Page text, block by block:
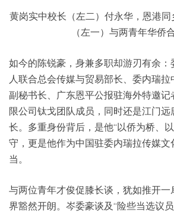
黄岗实中校长（左二）付永华，恩港
（左一）与两青年华侨
如今的陈锐豪，身兼多职却游刃有余
人联合总会传媒与贸易部长、委内瑞
副秘书长、广东恩平公报驻海外特邀
限公司钛戈团队成员，同时还是江门
长。多重身份背后，是他“以侨为桥、
守，更是他作为中国驻委内瑞拉传媒文
当。
与两位青年才俊促膝长谈，犹如推开一
界豁然开朗。岑委豪谈及“险些当选议